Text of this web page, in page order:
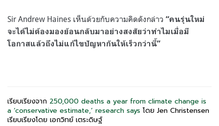
Sir Andrew Haines เห็นด้วยกับความคิดดังกล่าว “คนรุ่นใหม่
จะได้ไม่ต้องมองย้อนกลับมาอย่างสงสัยว่าทำไมเมื่อมี
โอกาสแล้วถึงไม่แก้ไขปัญหากันให้เร็วกว่านี้”
เรียบเรียงจาก 250,000 deaths a year from climate change is
a ‘conservative estimate,’ research says โดย Jen Christensen
เรียบเรียงโดย เอกวิทย์ เตระดิษฐ์